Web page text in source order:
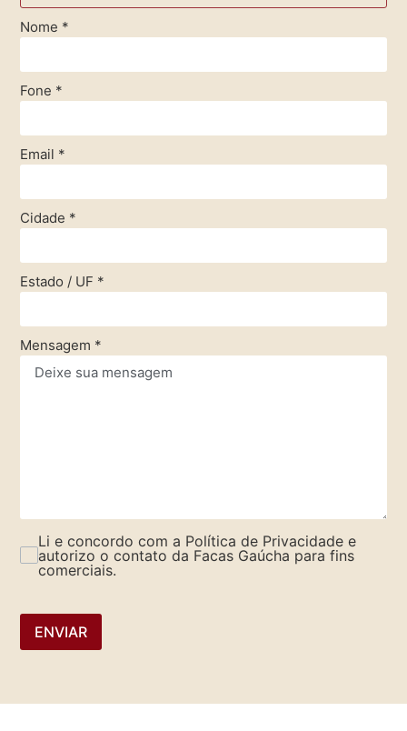
Nome *
Fone *
Email *
Cidade *
Estado / UF *
Mensagem *
Li e concordo com a Política de Privacidade e
autorizo o contato da Facas Gaúcha para fins
comerciais.
ENVIAR